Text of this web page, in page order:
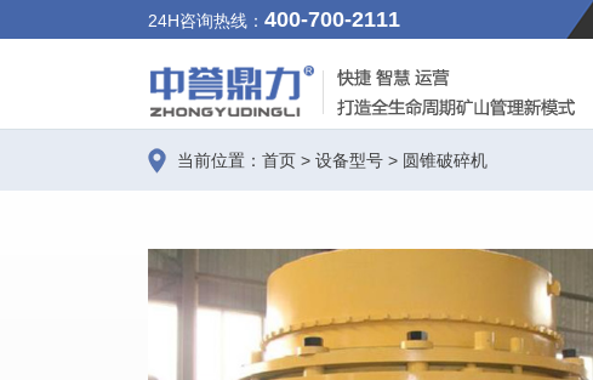
24H咨询热线： 400-700-2111
当前位置： 首页 > 设备型号 > 圆锥破碎机